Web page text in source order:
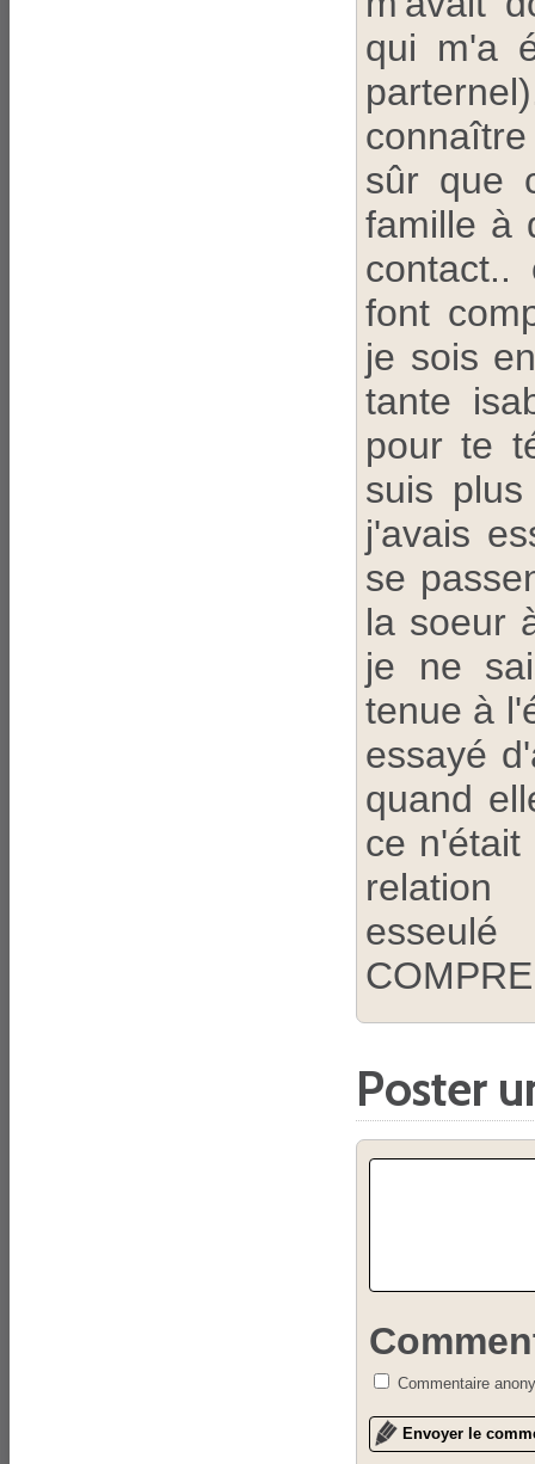
qui m'a
sûr que
famille à
font
je sois
tante
pour te
suis
j'avais
se
la soeur
je ne
tenue à
essayé
quand
ce n'était
relation
Poster
Commentaire